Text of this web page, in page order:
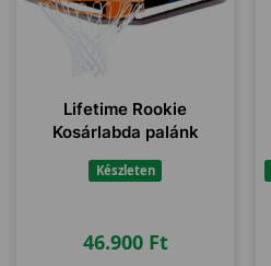
Lifetime Rookie
Kosárlabda palánk
Készleten
46.900 Ft